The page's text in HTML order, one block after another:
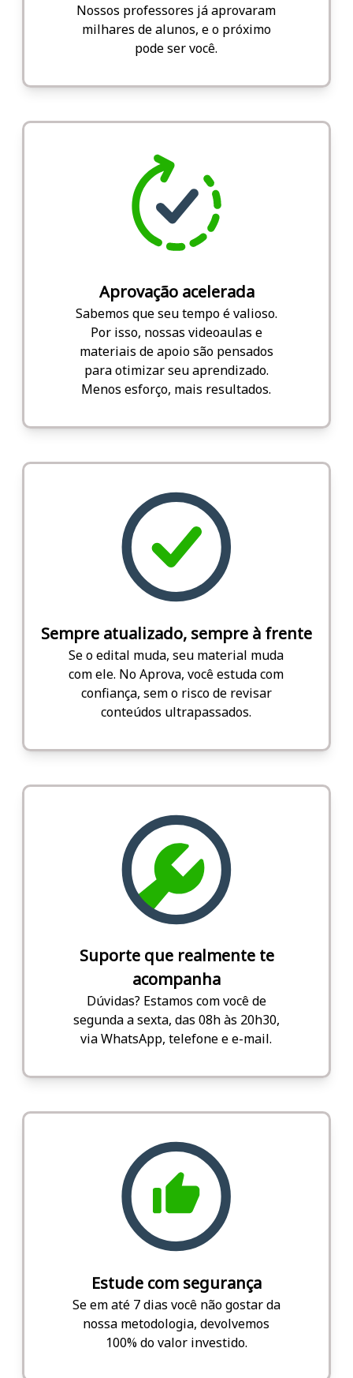
Nossos professores já aprovaram
milhares de alunos, e o próximo
pode ser você.
Aprovação acelerada
Sabemos que seu tempo é valioso.
Por isso, nossas videoaulas e
materiais de apoio são pensados
para otimizar seu aprendizado.
Menos esforço, mais resultados.
Sempre atualizado, sempre à frente
Se o edital muda, seu material muda
com ele. No Aprova, você estuda com
confiança, sem o risco de revisar
conteúdos ultrapassados.
Suporte que realmente te
acompanha
Dúvidas? Estamos com você de
segunda a sexta, das 08h às 20h30,
via WhatsApp, telefone e e-mail.
Estude com segurança
Se em até 7 dias você não gostar da
nossa metodologia, devolvemos
100% do valor investido.